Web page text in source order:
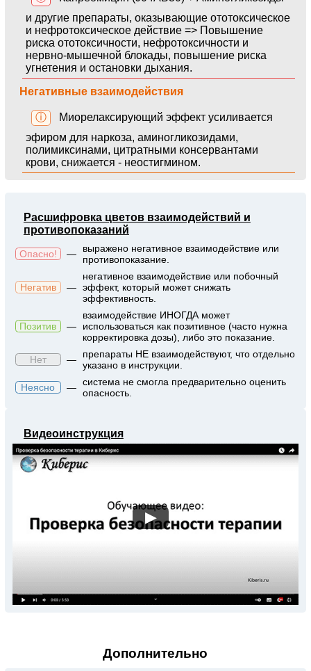
и другие препараты, оказывающие ототоксическое
и нефротоксическое действие => Повышение
риска ототоксичности, нефротоксичности и
нервно-мышечной блокады, повышение риска
угнетения и остановки дыхания.
Негативные взаимодействия
ⓘ
Миорелаксирующий эффект усиливается
эфиром для наркоза, аминогликозидами,
полимиксинами, цитратными консервантами
крови, снижается - неостигмином.
Расшифровка цветов взаимодействий и
противопоказаний
Опасно! —
выражено негативное взаимодействие или
противопоказание.
Негатив —
негативное взаимодействие или побочный
эффект, который может снижать
эффективность.
Позитив —
взаимодействие ИНОГДА может
использоваться как позитивное (часто нужна
корректировка дозы), либо это показание.
Нет
—
препараты НЕ взаимодействуют, что отдельно
указано в инструкции.
Неясно
— система не смогла предварительно оценить
опасность.
Видеоинструкция
▶
Дополнительно